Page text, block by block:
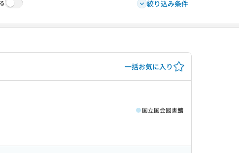
絞り込み条件
一括お気に入り
国立国会図書館